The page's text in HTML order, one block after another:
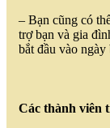
– Bạn cũng có
trợ bạn và gia
bắt đầu vào
Các thành viên